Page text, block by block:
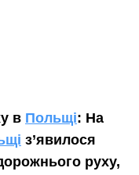
в Польщі: На
з’явилося
руху,